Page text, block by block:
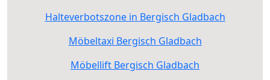
Halteverbotszone in Bergisch Gladbach
Möbeltaxi Bergisch Gladbach
Möbellift Bergisch Gladbach